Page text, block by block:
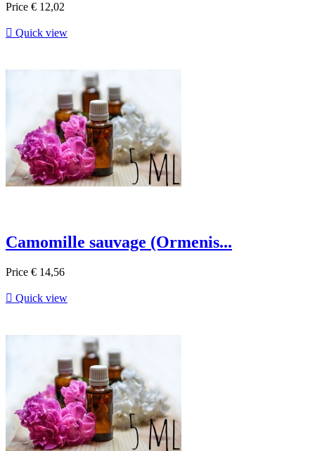
Price € 12,02
 Quick view
Camomille sauvage (Ormenis...
Price € 14,56
 Quick view